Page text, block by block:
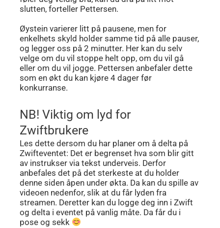
slutten, forteller Pettersen.
Øystein varierer litt på pausene, men for
enkelhets skyld holder samme tid på alle pauser,
og legger oss på 2 minutter. Her kan du selv
velge om du vil stoppe helt opp, om du vil gå
eller om du vil jogge. Pettersen anbefaler dette
som en økt du kan kjøre 4 dager før
konkurranse.
NB! Viktig om lyd for
Zwiftbrukere
Les dette dersom du har planer om å delta på
Zwifteventet: Det er begrenset hva som blir gitt
av instrukser via tekst underveis. Derfor
anbefales det på det sterkeste at du holder
denne siden åpen under økta. Da kan du spille av
videoen nedenfor, slik at du får lyden fra
streamen. Deretter kan du logge deg inn i Zwift
og delta i eventet på vanlig måte. Da får du i
pose og sekk